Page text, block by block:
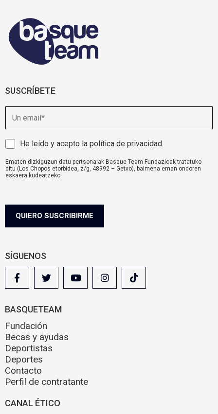
SUSCRÍBETE
m
a
i
l
A
i
s
e
a
He leído y acepto la política de privacidad.
Ematen dizkiguzun datu pertsonalak Basque Team Fundazioak tratatuko
ditu (Los Chopos etorbidea, z/g, 48992 – Getxo), baimena eman ondoren
eskaera kudeatzeko.
QUIERO SUSCRIBIRME
SÍGUENOS
BASQUETEAM
Fundación
Becas y ayudas
Deportistas
Deportes
Contacto
Perfil de contratante
CANAL ÉTICO